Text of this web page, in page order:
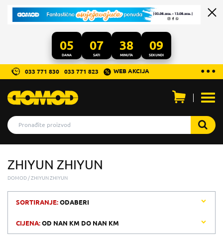
05
DANA
07
SATI
38
MINUTA
09
SEKUNDI
...
● ● ●
033 771 830 033 771 823 WEB AKCIJA
ZHIYUN ZHIYUN
DOMOD ZHIYUN ZHIYUN
SORTIRANJE:ODABERI
CIJENA:OD NAN KM DO NAN KM